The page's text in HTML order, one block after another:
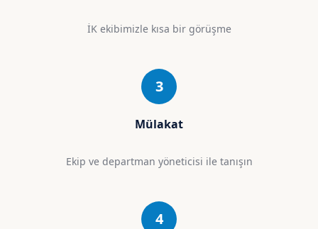
İK ekibimizle kısa bir görüşme
3
Mülakat
Ekip ve departman yöneticisi ile tanışın
4